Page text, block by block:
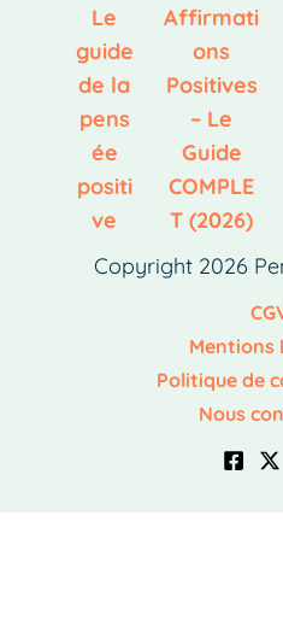
Le
guide
de la
pens
ée
positi
ve
Affirmati
ons
Positives
– Le
Guide
COMPLE
T (2026)
Copyright 2026
Mentions
Politique de
Nous